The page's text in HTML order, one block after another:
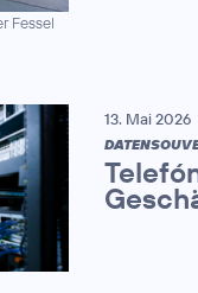
Fessel
13. Mai 2026